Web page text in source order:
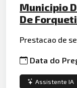
Municipio
De
Prestacao de
Data do
Assistente IA